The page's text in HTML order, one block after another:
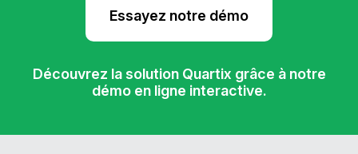
Essayez notre démo
Découvrez la solution Quartix grâce à notre
démo en ligne interactive.